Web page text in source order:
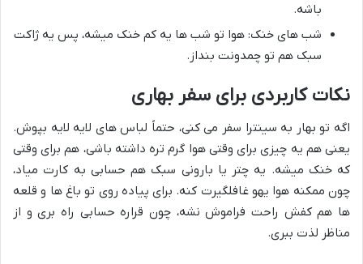
باشه.
شب های خنک: هوا تو شب ها یه کم خنک میشه، پس یه ژاکت
سبک هم تو چمدونت بنداز.
نکات کاربردی برای سفر بهاری
اگه تو بهار به سینترا سفر می کنی، حتماً لباس های لایه لایه بپوش.
یعنی هم یه چیزی برای وقتی هوا گرم تره داشته باشی، هم برای وقتی
که خنک میشه. یه چتر یا بارونی سبک هم حسابی به کارت میاد،
چون ممکنه هوا یهو غافلگیرت کنه. برای پیاده روی تو باغ ها و قلعه
ها هم کفش راحت فراموش نشه، چون قراره حسابی راه بری و از
مناظر لذت ببری.